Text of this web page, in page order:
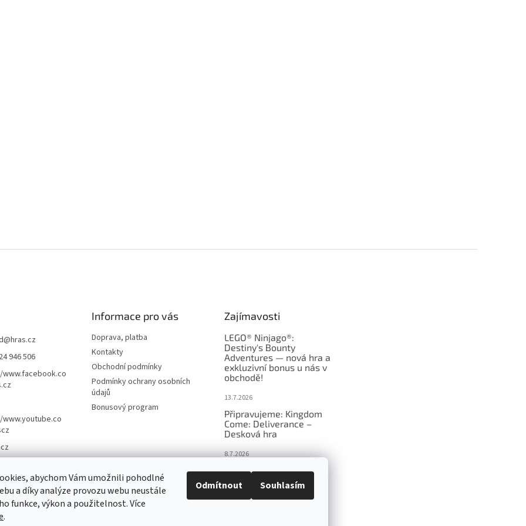
abychom Vám umožnili pohodlné
a díky analýze provozu webu neustále
funkce, výkon a použitelnost. Více
.
Odmítnout Souhlasím
@hras.cz
946 506
Informace pro vás
Doprava, platba
Kontakty
Obchodní podmínky
Podmínky ochrany osobních
údajů
Bonusový program
Zajímavosti
LEGO® Ninjago®:
Destiny's Bounty
Adventures — nová hra a
exkluzivní bonus u nás v
obchodě!
13.7.2026
Připravujeme: Kingdom
Come: Deliverance –
Desková hra
8.7.2026
Nejlepší deskové hry:
výběr, který frčí v celém
Česku